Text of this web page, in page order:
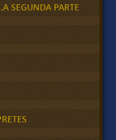
SEGUNDA PARTE